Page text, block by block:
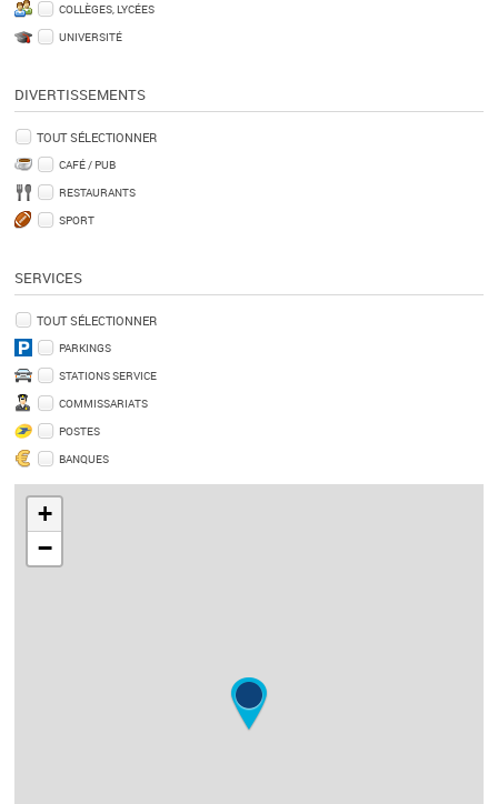
COLLÈGES, LYCÉES
UNIVERSITÉ
DIVERTISSEMENTS
TOUT SÉLECTIONNER
CAFÉ / PUB
RESTAURANTS
SPORT
SERVICES
TOUT SÉLECTIONNER
PARKINGS
STATIONS SERVICE
COMMISSARIATS
POSTES
BANQUES
+
−